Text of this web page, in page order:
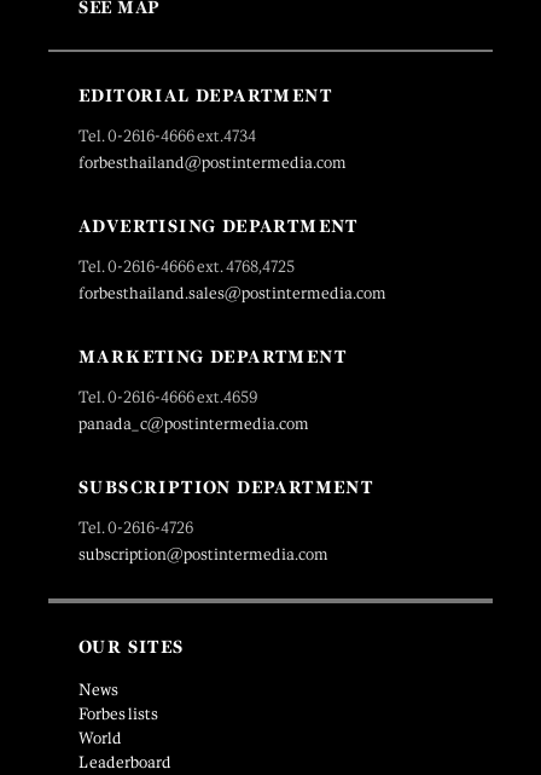
SEE MAP
EDITORIAL DEPARTMENT
Tel. 0-2616-4666 ext.4734
forbesthailand@postintermedia.com
ADVERTISING DEPARTMENT
Tel. 0-2616-4666 ext. 4768,4725
forbesthailand.sales@postintermedia.com
MARKETING DEPARTMENT
Tel. 0-2616-4666 ext.4659
panada_c@postintermedia.com
SUBSCRIPTION DEPARTMENT
Tel. 0-2616-4726
subscription@postintermedia.com
OUR SITES
News
Forbes lists
World
Leaderboard